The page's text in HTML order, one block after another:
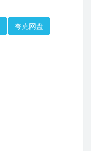
夸克网盘